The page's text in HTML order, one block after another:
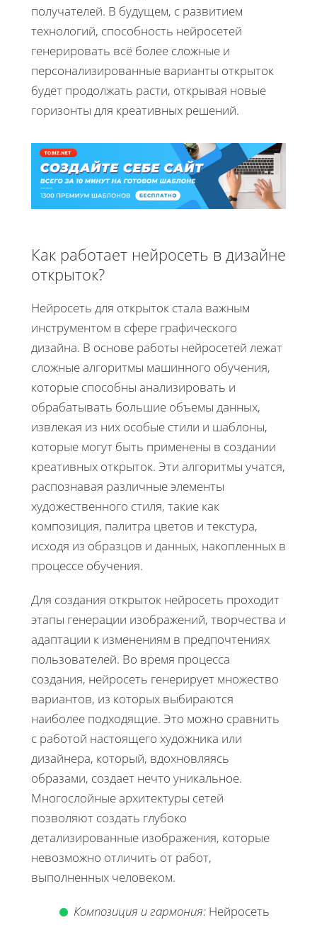
получателей. В будущем, с развитием
технологий, способность нейросетей
генерировать всё более сложные и
персонализированные варианты открыток
будет продолжать расти, открывая новые
горизонты для креативных решений.
Как работает нейросеть в дизайне
открыток?
Нейросеть для открыток стала важным
инструментом в сфере графического
дизайна. В основе работы нейросетей лежат
сложные алгоритмы машинного обучения,
которые способны анализировать и
обрабатывать большие объемы данных,
извлекая из них особые стили и шаблоны,
которые могут быть применены в создании
креативных открыток. Эти алгоритмы учатся,
распознавая различные элементы
художественного стиля, такие как
композиция, палитра цветов и текстура,
исходя из образцов и данных, накопленных в
процессе обучения.
Для создания открыток нейросеть проходит
этапы генерации изображений, творчества и
адаптации к изменениям в предпочтениях
пользователей. Во время процесса
создания, нейросеть генерирует множество
вариантов, из которых выбираются
наиболее подходящие. Это можно сравнить
с работой настоящего художника или
дизайнера, который, вдохновляясь
образами, создает нечто уникальное.
Многослойные архитектуры сетей
позволяют создать глубоко
детализированные изображения, которые
невозможно отличить от работ,
выполненных человеком.
Композиция и гармония: Нейросеть